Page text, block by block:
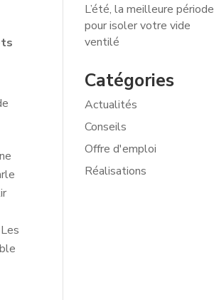
L’été, la meilleure période
pour isoler votre vide
ventilé
Catégories
Actualités
Conseils
Offre d'emploi
Réalisations